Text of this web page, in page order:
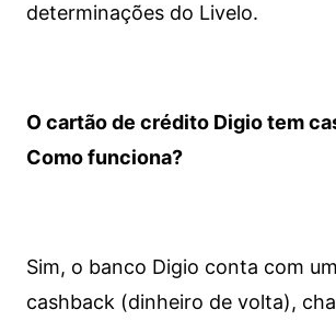
determinações do Livelo.
O cartão de crédito Digio tem
Como funciona?
Sim, o banco Digio conta com
cashback (dinheiro de volta),